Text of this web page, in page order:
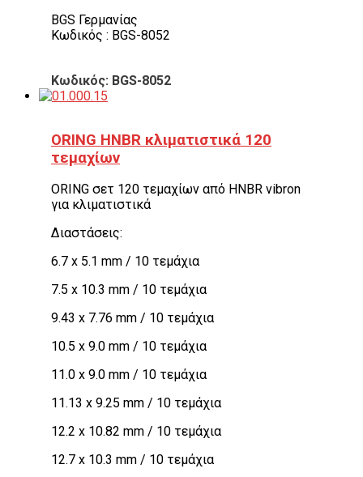
BGS Γερμανίας
Κωδικός : BGS-8052
Κωδικός: BGS-8052
ORING HNBR κλιματιστικά 120
τεμαχίων
ORING σετ 120 τεμαχίων από HNBR vibron
για κλιματιστικά
Διαστάσεις:
6.7 x 5.1 mm / 10 τεμάχια
7.5 x 10.3 mm / 10 τεμάχια
9.43 x 7.76 mm / 10 τεμάχια
10.5 x 9.0 mm / 10 τεμάχια
11.0 x 9.0 mm / 10 τεμάχια
11.13 x 9.25 mm / 10 τεμάχια
12.2 x 10.82 mm / 10 τεμάχια
12.7 x 10.3 mm / 10 τεμάχια